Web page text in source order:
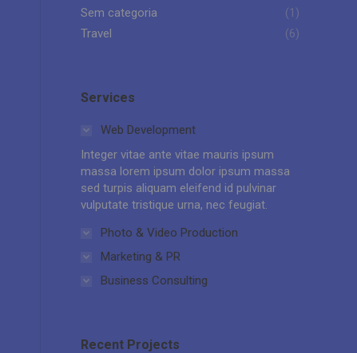
Sem categoria
(1)
Travel
(6)
Services
Web Development
Integer vitae ante vitae mauris ipsum
massa lorem ipsum dolor ipsum massa
sed turpis aliquam eleifend id pulvinar
vulputate tristique urna, nec feugiat.
Photo & Video Production
Marketing & PR
Business Consulting
Recent Projects